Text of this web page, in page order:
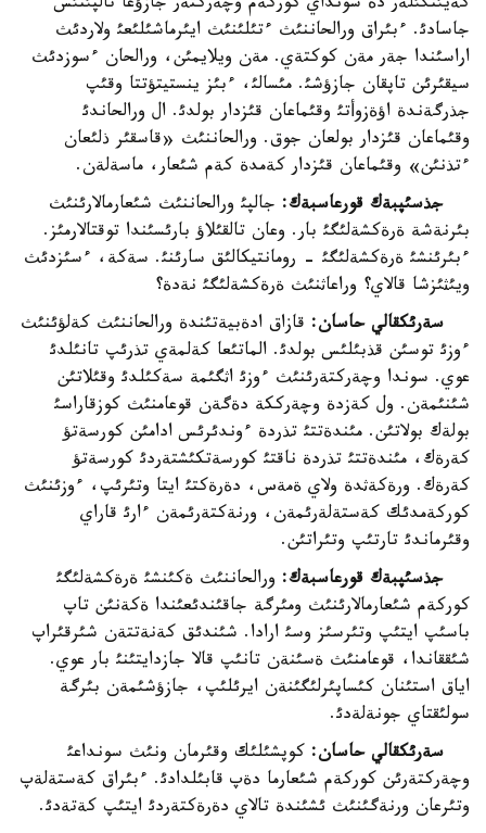
كةيئنگئلةر دة سونداي كوركةم وچةركتةر جازؤعا تالپئنئس
جاسادئ. ءبئراق ورالحاننئث ءتئلئنئث ايئرماشئلئعئ ولاردئث
اراسئندا جةر مةن كوكتةي. مةن ويلايمئن، ورالحان ءسوزدئث
سيقئرئن تاپقان جازؤشئ. مئسالئ، ءبئز ينستيتؤتتا وقئپ
جذرگةندة اؤةزوأتئ وقئماعان قئزدار بولدئ. ال ورالحاندئ
وقئماعان قئزدار بولعان جوق. ورالحاننئث «قاسقئر ذلئعان
ءتذنئن» وقئماعان قئزدار كةمدة كةم شئعار، ماسةلةن.
جذسئپبةك قورعاسبةك: جالپئ ورالحاننئث شئعارمالارئنئث
بئرنةشة ةرةكشةلئگئ بار. وعان تالقئلاؤ بارئسئندا توقتالارمئز.
ءبئرئنشئ ةرةكشةلئگئ - رومانتيكالئق سارئنئ. سةكة، ءسئزدئث
ويئثئزشا قالاي؟ وراعاثنئث ةرةكشةلئگئ نةدة؟
سةرئكقالي حاسان: قازاق ادةبيةتئندة ورالحاننئث كةلؤئنئث
ءوزئ توسئن قذبئلئس بولدئ. الماتئعا كةلمةي تذرئپ تانئلدئ
عوي. سوندا وچةركتةرئنئث ءوزئ اثگئمة سةكئلدئ وقئلاتئن
شئنئمةن. ول كةزدة وچةرككة دةگةن قوعامنئث كوزقاراسئ
بولةك بولاتئن. مئندةتتئ تذردة ءوندئرئس ادامئن كورسةتؤ
كةرةك، مئندةتتئ تذردة ناقتئ كورسةتكئشتةردئ كورسةتؤ
كةرةك. ورةكةثدة ولاي ةمةس، دةرةكتئ ايتا وتئرئپ، ءوزئنئث
كوركةمدئك كةستةلةرئمةن، ورنةكتةرئمةن ءارئ قاراي
وقئرماندئ تارتئپ وتئراتئن.
جذسئپبةك قورعاسبةك: ورالحاننئث ةكئنشئ ةرةكشةلئگئ
كوركةم شئعارمالارئنئث ومئرگة جاقئندئعئندا ةكةنئن تاپ
باسئپ ايتئپ وتئرسئز وسئ ارادا. شئندئق كةنةتتةن شئرقئراپ
شئققاندا، قوعامنئث ةسئنةن تانئپ قالا جازدايتئنئ بار عوي.
اياق استئنان كئساپئرلئگئنةن ايرئلئپ، جازؤشئمةن بئرگة
سولئقتاي جونةلةدئ.
سةرئكقالي حاسان: كوپشئلئك وقئرمان ونئث سونداعئ
وچةركتةرئن كوركةم شئعارما دةپ قابئلدادئ. ءبئراق كةستةلةپ
وتئرعان ورنةگئنئث ئشئندة تالاي دةرةكتةردئ ايتئپ كةتةدئ.